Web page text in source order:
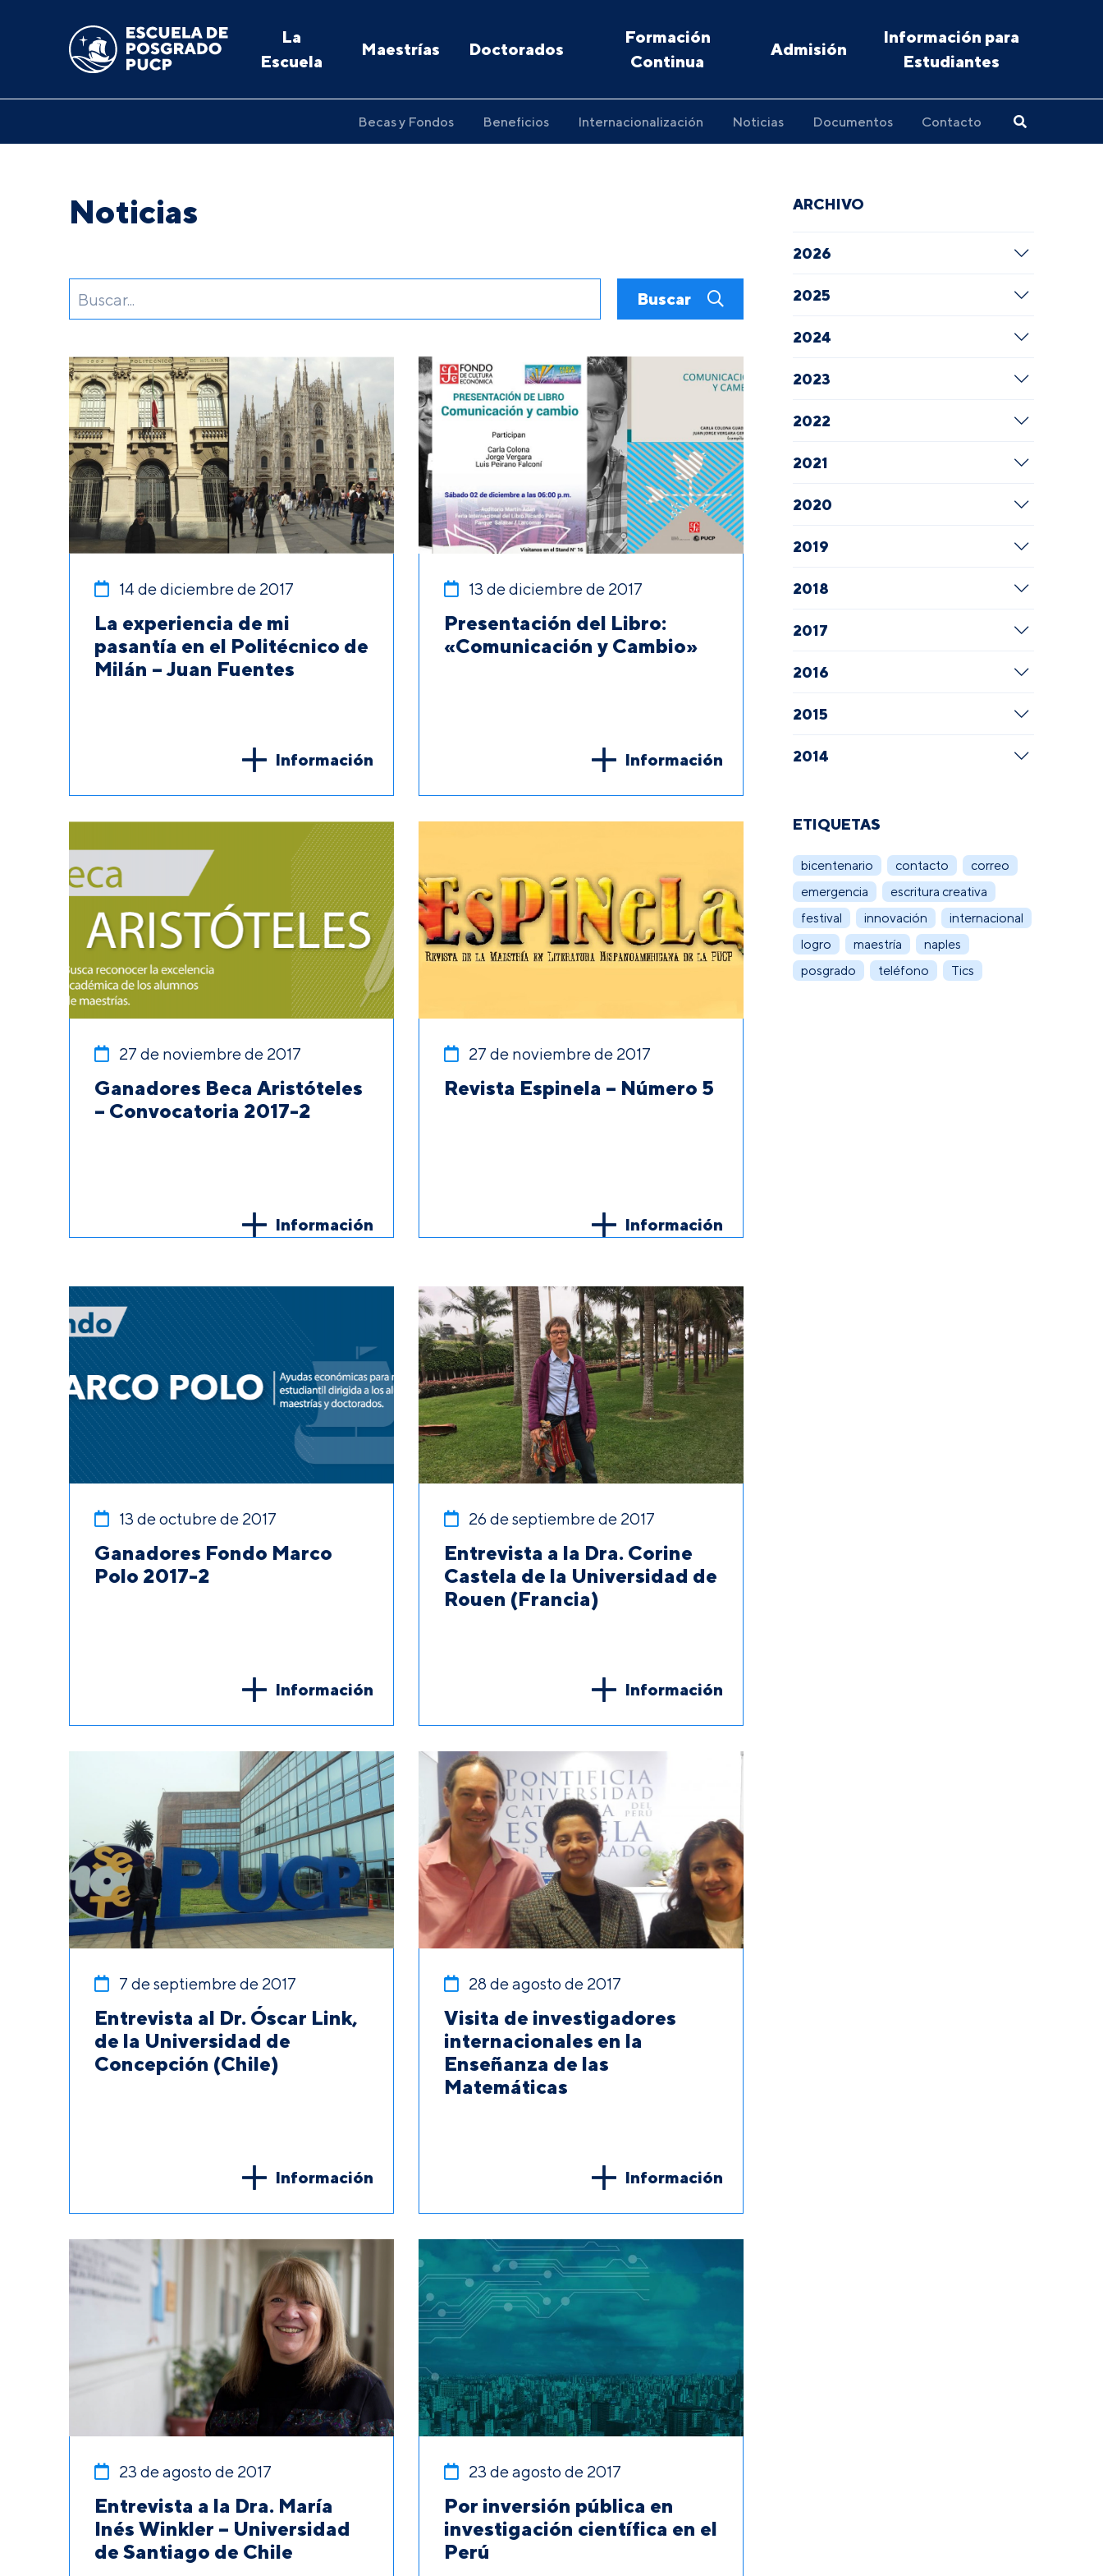
La
Escuela
Maestrías Doctorados
Formación
Continua
Admisión
Información para
Estudiantes
Becas y Fondos Beneficios Internacionalización Noticias Documentos Contacto
Noticias
Buscar
14 de diciembre de 2017
La experiencia de mi
pasantía en el Politécnico de
Milán – Juan Fuentes
Información
13 de diciembre de 2017
Presentación del Libro:
«Comunicación y Cambio»
Información
27 de noviembre de 2017
Ganadores Beca Aristóteles
– Convocatoria 2017-2
Información
27 de noviembre de 2017
Revista Espinela – Número 5
Información
13 de octubre de 2017
Ganadores Fondo Marco
Polo 2017-2
Información
26 de septiembre de 2017
Entrevista a la Dra. Corine
Castela de la Universidad de
Rouen (Francia)
Información
7 de septiembre de 2017
Entrevista al Dr. Óscar Link,
de la Universidad de
Concepción (Chile)
Información
28 de agosto de 2017
Visita de investigadores
internacionales en la
Enseñanza de las
Matemáticas
Información
23 de agosto de 2017
Entrevista a la Dra. María
Inés Winkler – Universidad
de Santiago de Chile
23 de agosto de 2017
Por inversión pública en
investigación científica en el
Perú
ARCHIVO
2026
2025
2024
2023
2022
2021
2020
2019
2018
2017
2016
2015
2014
ETIQUETAS
bicentenario contacto
correo
emergencia
escritura creativa
festival
innovación
internacional
logro
maestría
naples
posgrado
teléfono Tics